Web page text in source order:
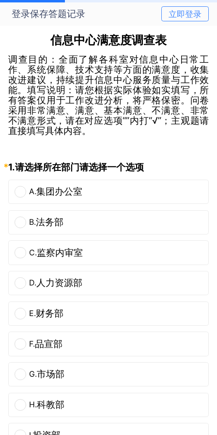
登录保存答题记录 立即登录
信息中心满意度调查表
调查目的：全面了解各科室对信息中心日常工
作、系统保障、技术支持等方面的满意度，收集
改进建议，持续提升信息中心服务质量与工作效
能。填写说明：请您根据实际体验如实填写，所
有答案仅用于工作改进分析，将严格保密。问卷
采用非常满意、满意、基本满意、不满意、非常
不满意形式，请在对应选项“”内打“√”；主观题请
直接填写具体内容。
*1.请选择所在部门请选择一个选项
A.集团办公室
B.法务部
C.监察内审室
D. 人力资源部
E.财务部
F.品宣部
G.市场部
H.科教部